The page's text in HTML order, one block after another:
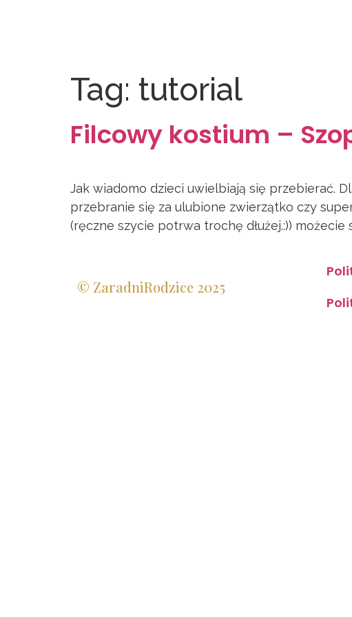
Tag: tutorial
Filcowy kostium –
Jak wiadomo dzieci uwielbiają się przebierać.
przebranie się za ulubione zwierzątko czy
(ręczne szycie potrwa trochę dłużej.:))
© ZaradniRodzice 2025